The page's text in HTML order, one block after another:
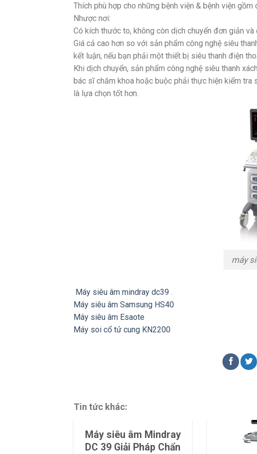
Thích phù hợp cho những bệnh viện & bệnh viện
Nhược nơi:
Có kích thước to, không còn dịch chuyển đơn giản và
Giá cả cao hơn so với sản phẩm công nghệ siêu
kết luận, nếu bạn phải một thiết bị siêu thanh điện
Khi dịch chuyển, sản phẩm công nghệ siêu thanh
bác sĩ chăm khoa hoặc buộc phải thực hiện kiểm
là lựa chọn tốt hơn.
máy
Máy siêu âm mindray dc39 .
Máy siêu âm Samsung HS40
Máy siêu âm Esaote
Máy soi cổ tử cung KN2200
Tin tức khác:
Máy siêu âm Mindray
DC 39 Giải Pháp Chẩn